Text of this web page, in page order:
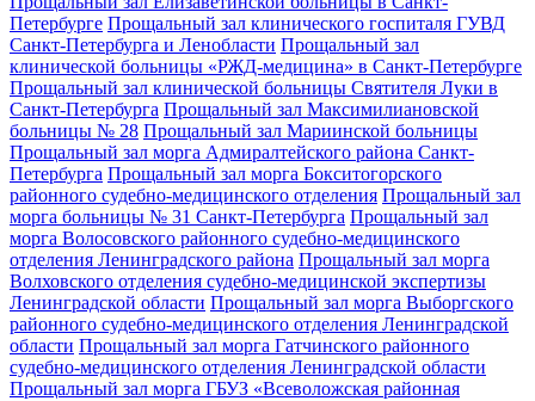
Петербурге Прощальный зал клинического госпиталя ГУВД
Санкт-Петербурга и Ленобласти Прощальный зал
клинической больницы «РЖД-медицина» в Санкт-Петербурге
Прощальный зал клинической больницы Святителя Луки в
Санкт-Петербурга Прощальный зал Максимилиановской
больницы № 28 Прощальный зал Мариинской больницы
Прощальный зал морга Адмиралтейского района Санкт-
Петербурга Прощальный зал морга Бокситогорского
районного судебно-медицинского отделения Прощальный зал
морга больницы № 31 Санкт-Петербурга Прощальный зал
морга Волосовского районного судебно-медицинского
отделения Ленинградского района Прощальный зал морга
Волховского отделения судебно-медицинской экспертизы
Ленинградской области Прощальный зал морга Выборгского
районного судебно-медицинского отделения Ленинградской
области Прощальный зал морга Гатчинского районного
судебно-медицинского отделения Ленинградской области
Прощальный зал морга ГБУЗ «Всеволожская районная